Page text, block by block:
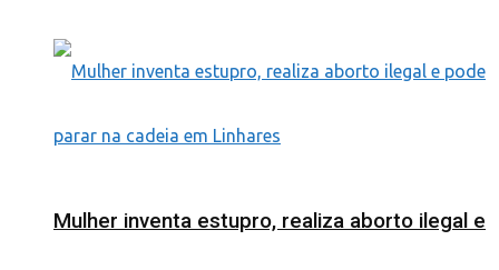
Mulher inventa estupro, realiza aborto ilegal e